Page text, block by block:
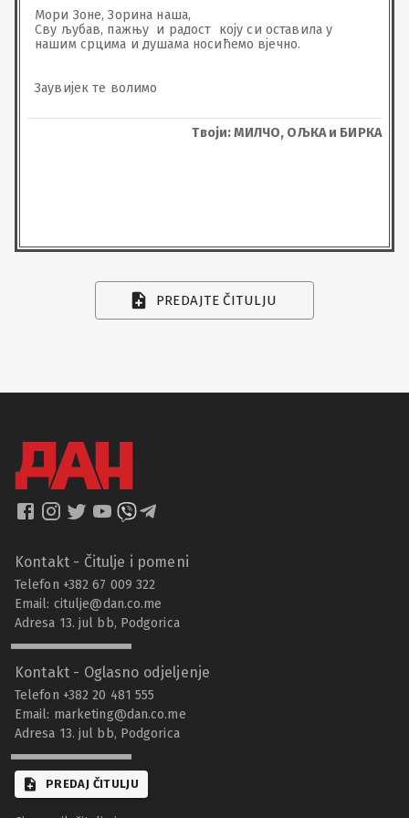
Мори Зоне, Зорина наша,
Сву љубав, пажњу  и радост  коју си оставила у
нашим срцима и душама носићемо вјечно.
Заувијек те волимо
Твоји: МИЛЧО, ОЉКА и БИРКА
PREDAJTE ČITULJU
Kontakt - Čitulje i pomeni
Telefon +382 67 009 322
Email: citulje@dan.co.me
Adresa 13. jul bb, Podgorica
Kontakt - Oglasno odjeljenje
Telefon +382 20 481 555
Email: marketing@dan.co.me
Adresa 13. jul bb, Podgorica
PREDAJ ČITULJU